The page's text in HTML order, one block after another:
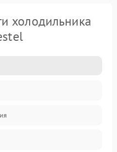
холодильника